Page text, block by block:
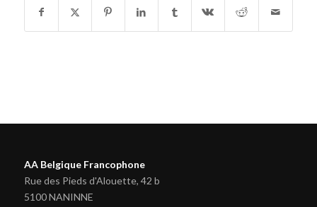
AA Belgique Francophone
Rue des Pieds d'Alouette, 42 b
5100 NANINNE